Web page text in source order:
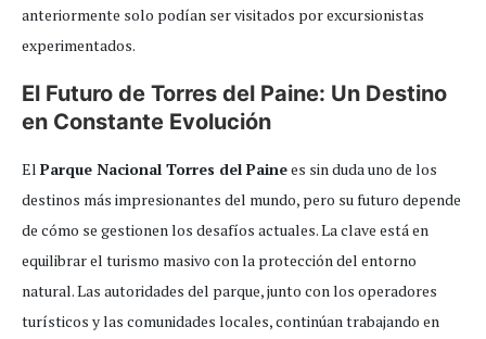
anteriormente solo podían ser visitados por excursionistas
experimentados.
El Futuro de Torres del Paine: Un Destino
en Constante Evolución
El Parque Nacional Torres del Painees sin duda uno de los
destinos más impresionantes del mundo, pero su futuro depende
de cómo se gestionen los desafíos actuales. La clave está en
equilibrar el turismo masivo con la protección del entorno
natural. Las autoridades del parque, junto con los operadores
turísticos y las comunidades locales, continúan trabajando en